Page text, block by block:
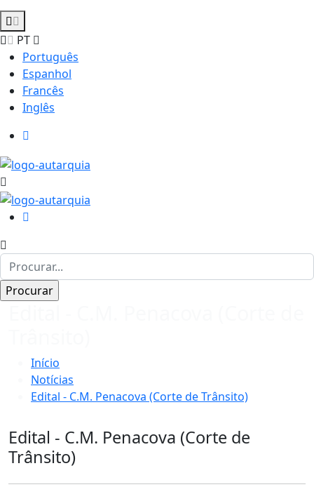
PT
Português
Espanhol
Francês
Inglês
Início
Notícias
Edital - C.M. Penacova (Corte de Trânsito)
Edital - C.M. Penacova (Corte de
Trânsito)